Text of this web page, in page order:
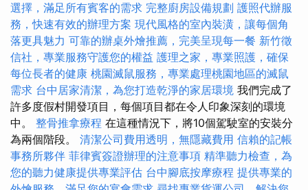
選擇，滿足所有賓客的需求 完整廚房設備規劃 護照代辦服
務，快速有效的辦理方案 現代風格的室內裝潢，讓每個角
落更具魅力 可靠的辦桌外燴推薦，完美呈現每一餐 新竹徵
信社，專業服務守護您的權益 護理之家，專業照護，確保
每位長者的健康 桃園滅鼠服務，專業處理桃園地區的滅鼠
需求 台中居家清潔，為您打造乾淨的家居環境 我們完成了
許多度假村開發項目，每個項目都在令人印象深刻的環境
中。 整骨推拿療程 在這種情況下，將10個駕駛室的安裝分
為兩個階段。 清潔公司費用透明，無隱藏費用 信賴的記帳
事務所夥伴 菲律賓簽證辦理的注意事項 精準聽力檢查，為
您的聽力健康提供專業評估 台中腳底按摩療程 提供專業的